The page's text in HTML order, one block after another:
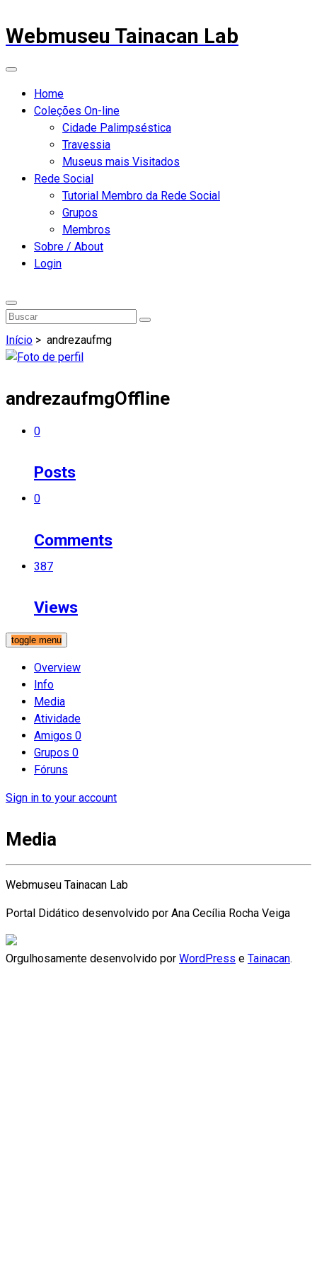
Webmuseu Tainacan Lab
Home
Coleções On-line
Cidade Palimpséstica
Travessia
Museus mais Visitados
Rede Social
Tutorial Membro da Rede Social
Grupos
Membros
Sobre / About
Login
Início > andrezaufmg
andrezaufmgOffline
0
Posts
0
Comments
387
Views
toggle menu
Overview
Info
Media
Atividade
Amigos 0
Grupos 0
Fóruns
Sign in to your account
Media
Webmuseu Tainacan Lab
Portal Didático desenvolvido por Ana Cecília Rocha Veiga
Orgulhosamente desenvolvido por WordPress e Tainacan.